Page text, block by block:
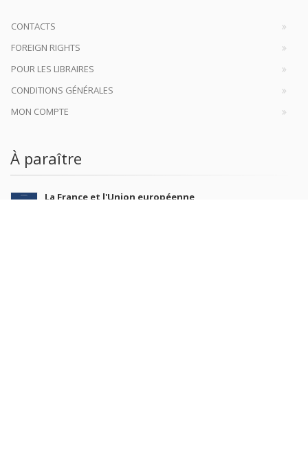
CONTACTS
FOREIGN RIGHTS
POUR LES LIBRAIRES
CONDITIONS GÉNÉRALES
MON COMPTE
À paraître
La France et l'Union européenne